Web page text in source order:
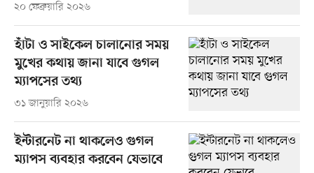
২০ ফেব্রুয়ারি ২০২৬
হাঁটা ও সাইকেল চালানোর সময়
মুখের কথায় জানা যাবে গুগল
ম্যাপসের তথ্য
৩১ জানুয়ারি ২০২৬
ইন্টারনেট না থাকলেও গুগল
ম্যাপস ব্যবহার করবেন যেভাবে